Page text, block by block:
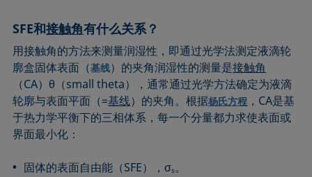
SFE和接触角有什么关系？
用接触角的方法来测量润湿性，即通过光学法测定液滴轮
廓盒固体表面（基线）的夹角润湿性的测量是接触角
（CA）θ（small theta），通常通过光学方法确定为液滴
轮廓与表面平面（=基线）的夹角。根据杨氏方程 ，CA是基
于热力学平衡下的三相体系，每一个分量都力求使表面或
界面最小化：
固体的表面自由能（SFE），σs。